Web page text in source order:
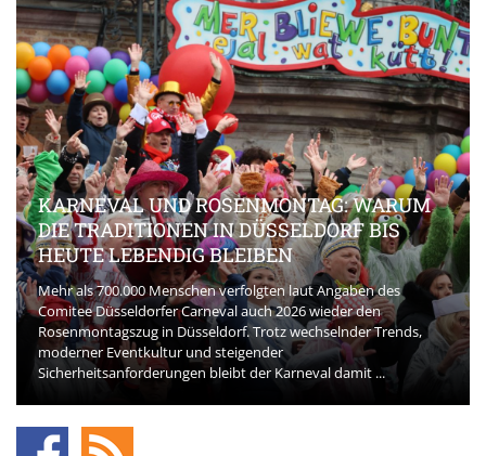
KARNEVAL UND ROSENMONTAG: WARUM
DIE TRADITIONEN IN DÜSSELDORF BIS
HEUTE LEBENDIG BLEIBEN
Mehr als 700.000 Menschen verfolgten laut Angaben des
Comitee Düsseldorfer Carneval auch 2026 wieder den
Rosenmontagszug in Düsseldorf. Trotz wechselnder Trends,
moderner Eventkultur und steigender
Sicherheitsanforderungen bleibt der Karneval damit ...